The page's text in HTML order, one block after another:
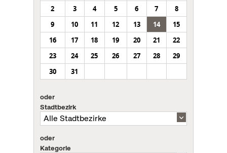
2
3 4 5 6 7
8
9
10 11 12 13 14
15
16
17 18 19 20 21
22
23
24 25 26 27 28
29
30
31
oder
Stadtbezirk
oder
Kategorie